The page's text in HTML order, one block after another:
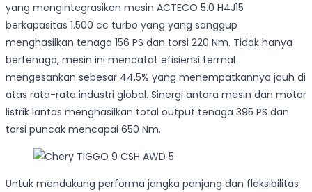
yang mengintegrasikan mesin ACTECO 5.0 H4J15
berkapasitas 1.500 cc turbo yang yang sanggup
menghasilkan tenaga 156 PS dan torsi 220 Nm. Tidak hanya
bertenaga, mesin ini mencatat efisiensi termal
mengesankan sebesar 44,5% yang menempatkannya jauh di
atas rata-rata industri global. Sinergi antara mesin dan motor
listrik lantas menghasilkan total output tenaga 395 PS dan
torsi puncak mencapai 650 Nm.
Untuk mendukung performa jangka panjang dan fleksibilitas